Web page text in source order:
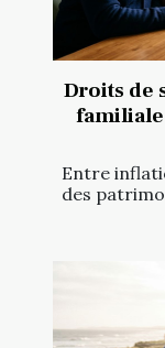
Droits de
familiale
Entre
des